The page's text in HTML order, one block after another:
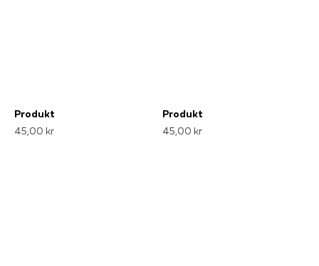
Produkt
45,00 kr
Produkt
45,00 kr